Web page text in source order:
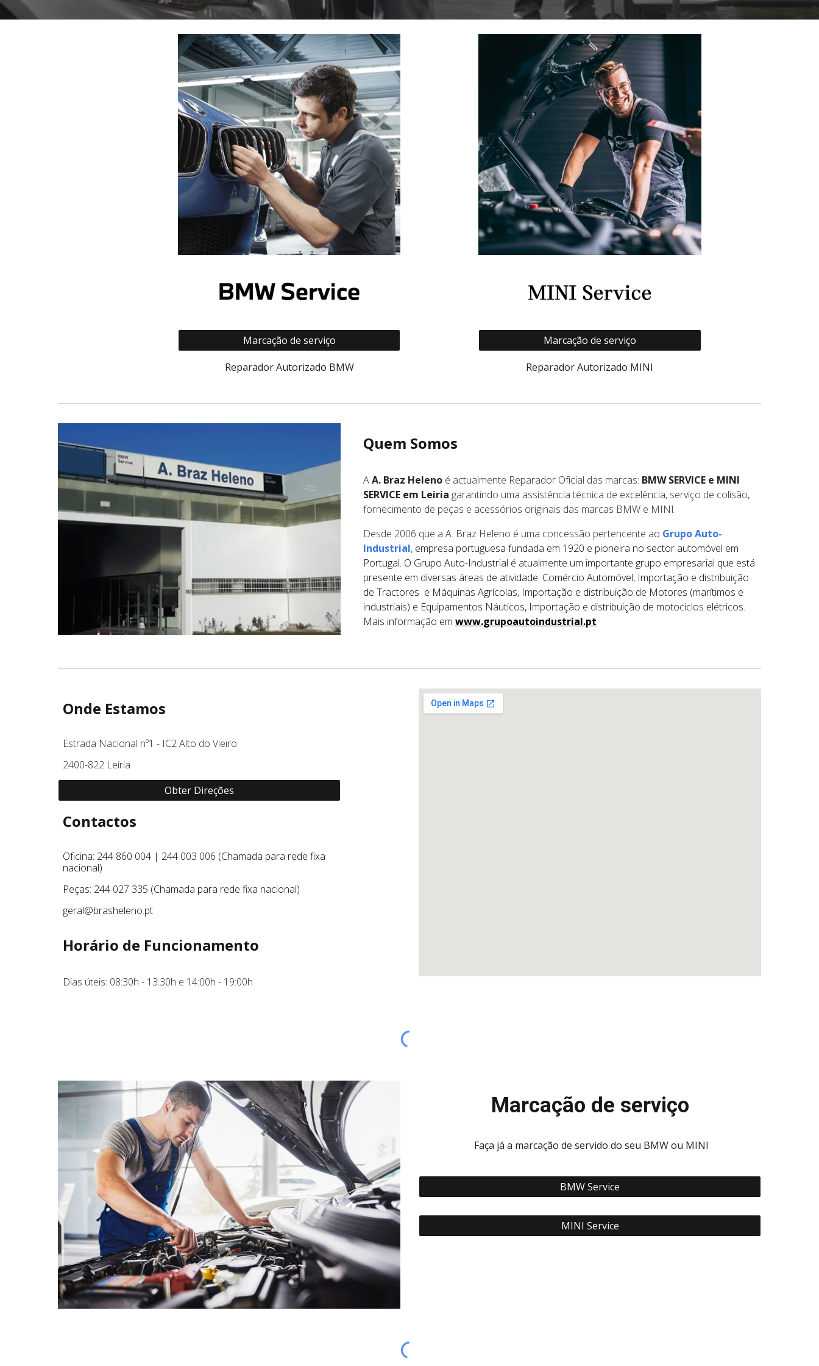
Marcação de serviço
Reparador Autorizado BMW
Marcação de serviço
Reparador Autorizado MINI
Quem Somos
AA. Braz Heleno é actualmente Reparador Oficial das marcas: BMW SERVICE e MINI
SERVICE em Leiria garantindo uma assistência técnica de excelência, serviço de colisão,
fornecimento de peças e acessórios originais das marcas BMW e MINI.
Desde 2006 que a A. Braz Heleno é uma concessão pertencente ao Grupo Auto-
Industrial, empresa portuguesa fundada em 1920 e pioneira no sector automóvel em
Portugal. O Grupo Auto-Industrial é atualmente um importante grupo empresarial que está
presente em diversas áreas de atividade: Comércio Automóvel, Importação e distribuição
de Tractores e Máquinas Agrícolas, Importação e distribuição de Motores (marítimos e
industriais) e Equipamentos Náuticos, Importação e distribuição de motociclos elétricos.
Mais informação em www.grupoautoindustrial.pt
Onde Estamos
Estrada Nacional nº1 - IC2 Alto do Vieiro
2400-822 Leiria
Obter Direções
Contactos
Oficina: 244 860 004| 244 003 006 (Chamada para rede fixa
nacional)
Peças: 244 027 335 (Chamada para rede fixa nacional)
geral@brasheleno.pt
Horário de Funcionamento
Dias úteis: 08:30h - 13:30h e 14:00h - 19:00h
Marcação de serviço
Faça já a marcação de servido do seu BMW ou MINI
BMW Service
MINI Service